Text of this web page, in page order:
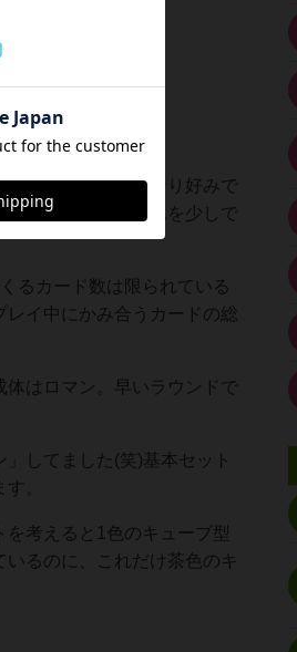
ーナス要素はかなり好みで
ろがあるので、それを少しで
るカード数は限られている
イ中にかみ合うカードの総
体はロマン。早いラウンドで
してました(笑)基本セット
。
考えると1色のキューブ型
るのに、これだけ茶色のキ